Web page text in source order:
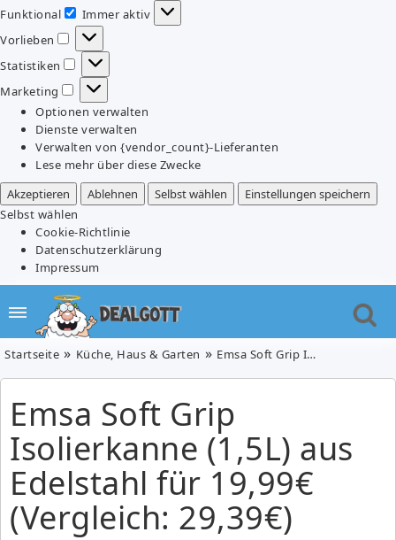
Funktional
Funktional
Immer aktiv
Vorlieben
Vorlieben
Statistiken
Statistiken
Marketing
Marketing
Optionen verwalten
Dienste verwalten
Verwalten von {vendor_count}-Lieferanten
Lese mehr über diese Zwecke
Akzeptieren
Ablehnen Selbst wählen
Einstellungen speichern
Selbst wählen
Cookie-Richtlinie
Datenschutzerklärung
Impressum
Startseite Küche, Haus & Garten Emsa Soft Grip Isolierkanne (1,5L) aus Edelstahl für 19,99€ (Vergleich: 29,39€)
Emsa Soft Grip
Isolierkanne (1,5L) aus
Edelstahl für 19,99€
(Vergleich: 29,39€)